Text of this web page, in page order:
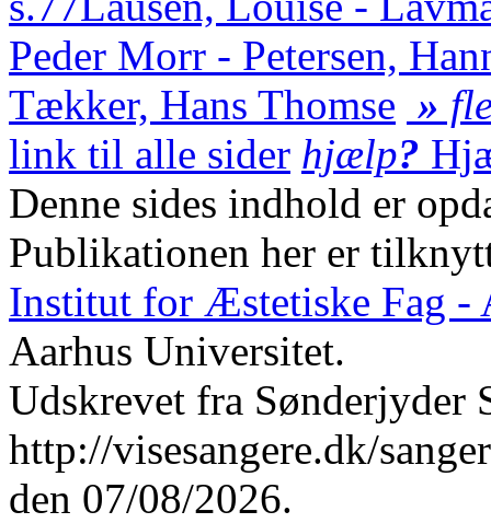
Peder Morr - Petersen,
Tækker, Hans Thomse »
link til alle sider hjælp?
Denne sides indhold er
Publikationen her er
Institut for Æstetiske Fag -
Aarhus Universitet.
Udskrevet fra Sønderjyder
http://visesangere.dk/
den 07/08/2026.